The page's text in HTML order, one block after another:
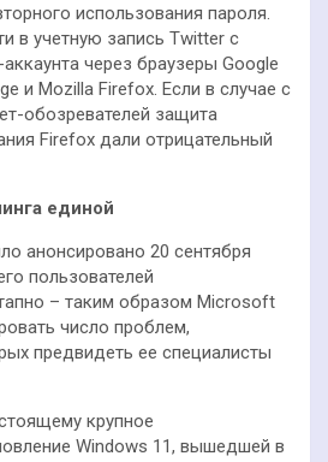
использования пароля.
в учетную запись Twitter с
через браузеры Google
и Mozilla Firefox. Если в случае с
обозревателей защита
Firefox дали отрицательный
единой
анонсировано 20 сентября
пользователей
– таким образом Microsoft
число проблем,
предвидеть ее специалисты
крупное
Windows 11, вышедшей в